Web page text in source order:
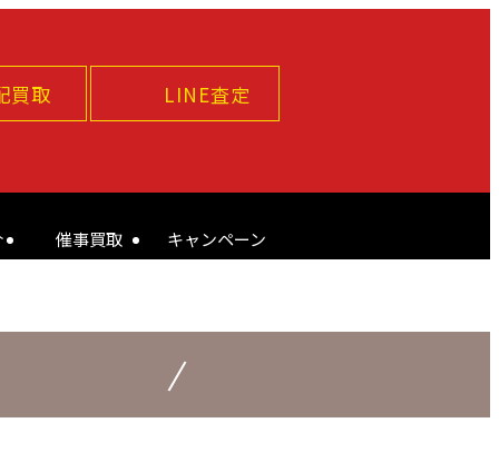
買取 LINE査定
催事買取 キャンペーン